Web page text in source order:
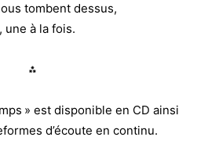
tombent dessus,
à la fois.
⁂
» est disponible en CD ainsi
d’écoute en continu.